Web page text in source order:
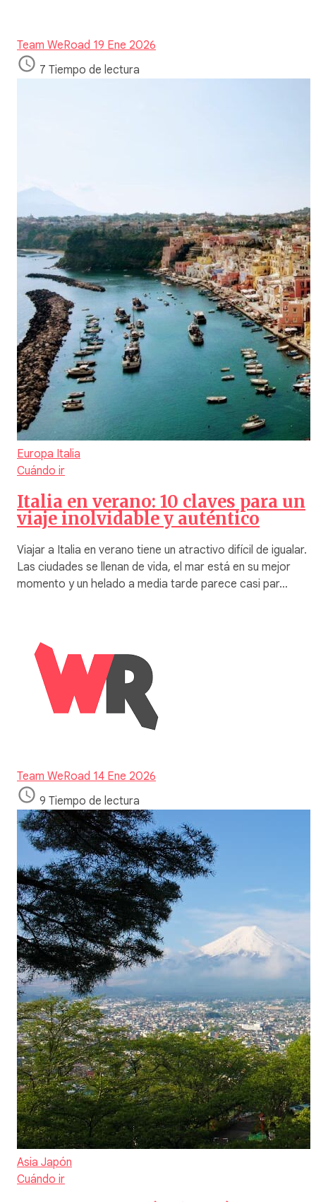
Team WeRoad 19 Ene 2026
7 Tiempo de lectura
Europa Italia
Cuándo ir
Italia en verano: 10 claves para un
viaje inolvidable y auténtico
Viajar a Italia en verano tiene un atractivo difícil de igualar.
Las ciudades se llenan de vida, el mar está en su mejor
momento y un helado a media tarde parece casi par…
Team WeRoad 14 Ene 2026
9 Tiempo de lectura
Asia Japón
Cuándo ir